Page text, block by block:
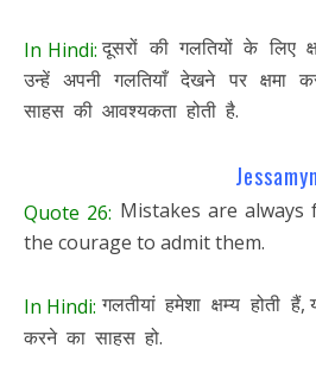
In Hindi:दूसरों की गलतियों के लिए
उन्हें अपनी गलतियाँ देखने पर
साहस की आवश्यकता होती है.
Quote 26: Mistakes are
the courage to admit them.
In Hindi: गलतीयां हमेशा क्षम्य होती
करने का साहस हो.